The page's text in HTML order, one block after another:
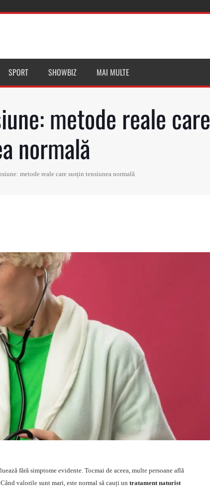
SPORT SHOWBIZ MAI MULTE
metode reale care
normală
metode reale care susțin tensiunea normală
fără simptome evidente. Tocmai de aceea, multe persoane află
valorile sunt mari, este normal să cauți un tratament naturist